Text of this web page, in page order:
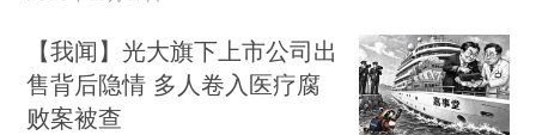
【我闻】光大旗下上市公司出
售背后隐情 多人卷入医疗腐
败案被查